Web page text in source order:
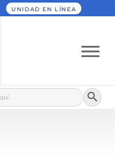
UNIDAD EN LÍNEA
Botón